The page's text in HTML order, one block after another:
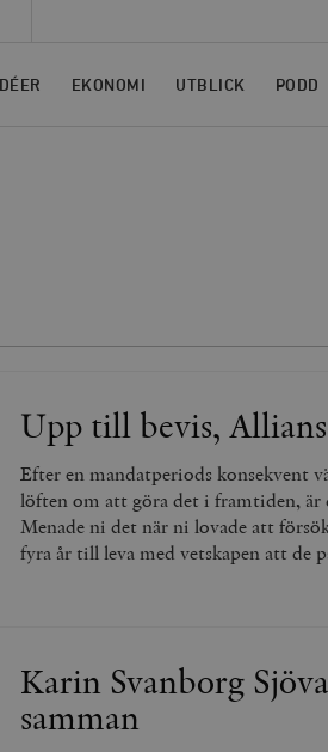
IDÉER EKONOMI UTBLICK PODD
Upp till bevis,
Efter en mandatperiods konsekvent
löften om att göra det i framtiden,
Menade ni det när ni lovade att
fyra år till leva med vetskapen att de
Karin Svanborg
samman